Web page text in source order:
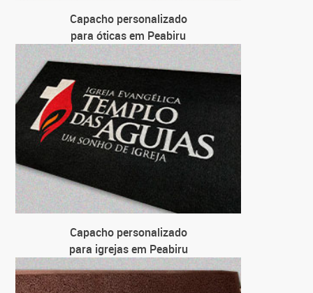
Capacho personalizado
para óticas em Peabiru
Capacho personalizado
para igrejas em Peabiru